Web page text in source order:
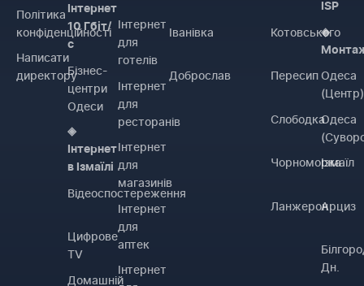
Політика
конфіденційності
Написати
директору
Інтернет
10 Гбіт/
с
Бізнес-
центри
Одеси
◈
Інтернет
в Ізмаїлі
Відеоспостереження
Цифрове
TV
Домашній
Інтернет
для
готелів
Інтернет
для
ресторанів
Інтернет
для
магазинів
Інтернет
для
аптек
Інтернет
Іванівка
Доброслав
Котовського
Пересип
Слободка
Чорноморка
Ланжерон
ISP
◈
Одеса
(Центр)
Одеса
Ізмаїл
Арциз
Дн.